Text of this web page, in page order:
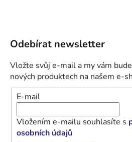
Odebírat newsletter
Vložte svůj e-mail a my vám
nových produktech na našem e-
E-mail
Vložením e-mailu souhlasíte s
osobních údajů